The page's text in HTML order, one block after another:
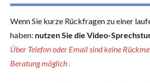
Psychotherapie
Wenn Sie kurze Rückfragen zu einer
haben: nutzen Sie die Video-
Über Telefon oder Email sind keine
Beratung möglich .